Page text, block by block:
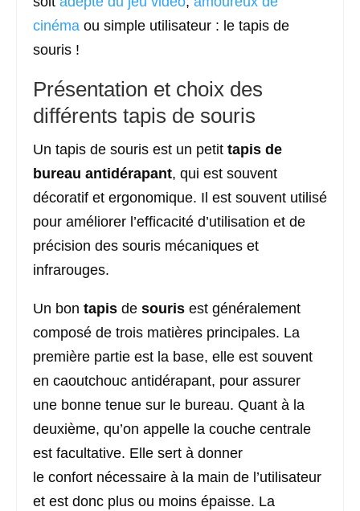
cinéma ou simple utilisateur : le tapis de
souris !
Présentation et choix des
différents tapis de souris
Un tapis de souris est un petit tapis de
bureau antidérapant, qui est souvent
décoratif et ergonomique. Il est souvent utilisé
pour améliorer l’efficacité d’utilisation et de
précision des souris mécaniques et
infrarouges.
Un bon tapis de souris est généralement
composé de trois matières principales. La
première partie est la base, elle est souvent
en caoutchouc antidérapant, pour assurer
une bonne tenue sur le bureau. Quant à la
deuxième, qu’on appelle la couche centrale
est facultative. Elle sert à donner
le confort nécessaire à la main de l’utilisateur
et est donc plus ou moins épaisse. La